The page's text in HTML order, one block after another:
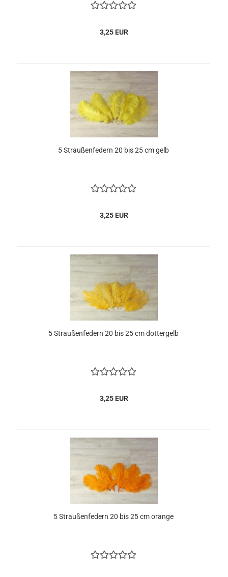
3,25 EUR
5 Straußenfedern 20 bis 25 cm gelb
3,25 EUR
5 Straußenfedern 20 bis 25 cm dottergelb
3,25 EUR
5 Straußenfedern 20 bis 25 cm orange